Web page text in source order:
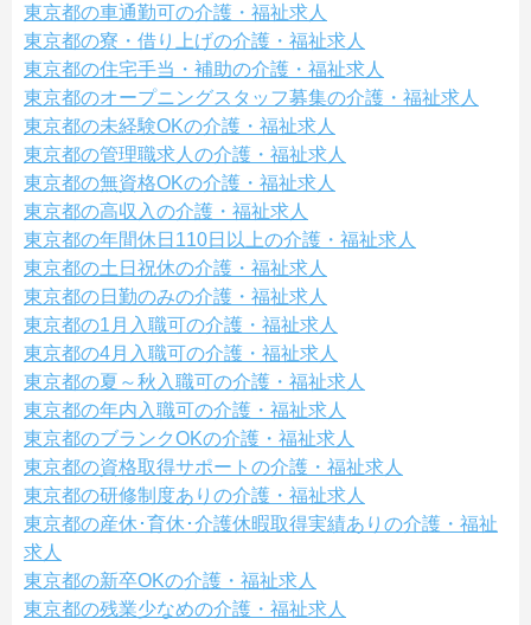
東京都の車通勤可の介護・福祉求人
東京都の寮・借り上げの介護・福祉求人
東京都の住宅手当・補助の介護・福祉求人
東京都のオープニングスタッフ募集の介護・福祉求人
東京都の未経験OKの介護・福祉求人
東京都の管理職求人の介護・福祉求人
東京都の無資格OKの介護・福祉求人
東京都の高収入の介護・福祉求人
東京都の年間休日110日以上の介護・福祉求人
東京都の土日祝休の介護・福祉求人
東京都の日勤のみの介護・福祉求人
東京都の1月入職可の介護・福祉求人
東京都の4月入職可の介護・福祉求人
東京都の夏～秋入職可の介護・福祉求人
東京都の年内入職可の介護・福祉求人
東京都のブランクOKの介護・福祉求人
東京都の資格取得サポートの介護・福祉求人
東京都の研修制度ありの介護・福祉求人
東京都の産休･育休･介護休暇取得実績ありの介護・福祉
求人
東京都の新卒OKの介護・福祉求人
東京都の残業少なめの介護・福祉求人